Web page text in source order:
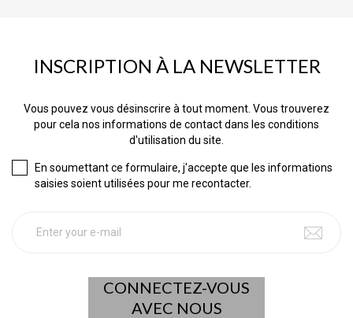
INSCRIPTION À LA NEWSLETTER
Vous pouvez vous désinscrire à tout moment. Vous trouverez
pour cela nos informations de contact dans les conditions
d'utilisation du site.
En soumettant ce formulaire, j'accepte que les informations
saisies soient utilisées pour me recontacter.
CONNECTEZ-VOUS
AVEC NOUS